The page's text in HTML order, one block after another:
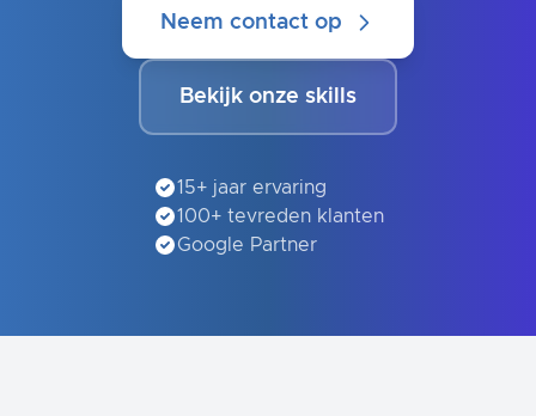
Neem contact op
Bekijk onze skills
15+ jaar ervaring
100+ tevreden klanten
Google Partner